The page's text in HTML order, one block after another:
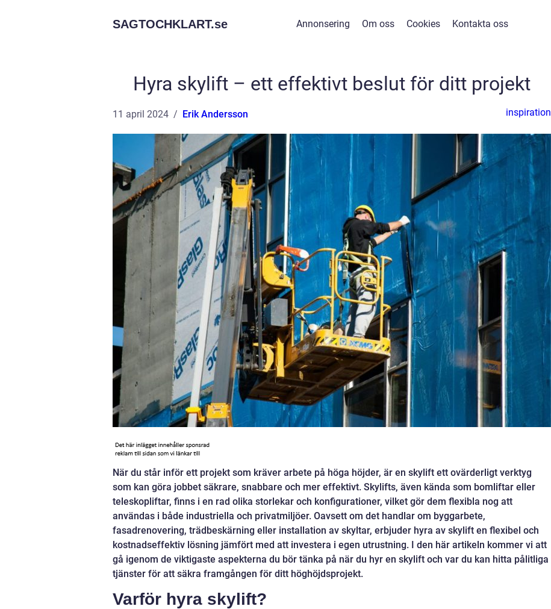
SAGTOCHKLART.se Annonsering Om oss Cookies Kontakta oss
Hyra skylift – ett effektivt beslut för ditt projekt
11 april 2024 Erik Andersson inspiration
När du står inför ett projekt som kräver arbete på höga höjder, är en skylift ett ovärderligt verktyg
som kan göra jobbet säkrare, snabbare och mer effektivt. Skylifts, även kända som bomliftar eller
teleskopliftar, finns i en rad olika storlekar och konfigurationer, vilket gör dem flexibla nog att
användas i både industriella och privatmiljöer. Oavsett om det handlar om byggarbete,
fasadrenovering, trädbeskärning eller installation av skyltar, erbjuder hyra av skylift en flexibel och
kostnadseffektiv lösning jämfört med att investera i egen utrustning. I den här artikeln kommer vi att
gå igenom de viktigaste aspekterna du bör tänka på när du hyr en skylift och var du kan hitta pålitliga
tjänster för att säkra framgången för ditt höghöjdsprojekt.
Varför hyra skylift?